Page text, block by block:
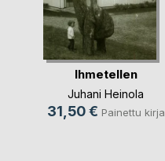
Ihmetellen
Juhani Heinola
31,50 € Painettu kirja